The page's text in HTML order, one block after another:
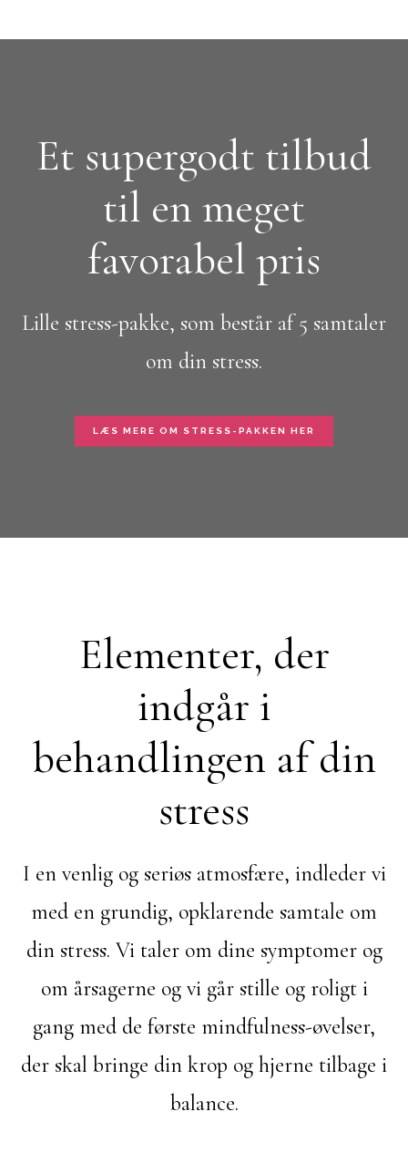
Et supergodt tilbud
til en meget
favorabel pris
Lille stress-pakke, som består af 5 samtaler
om din stress.
LÆS MERE OM STRESS-PAKKEN HER
Elementer, der
indgår i
behandlingen af din
stress
I en venlig og seriøs atmosfære, indleder vi
med en grundig, opklarende samtale om
din stress. Vi taler om dine symptomer og
om årsagerne og vi går stille og roligt i
gang med de første mindfulness-øvelser,
der skal bringe din krop og hjerne tilbage i
balance.